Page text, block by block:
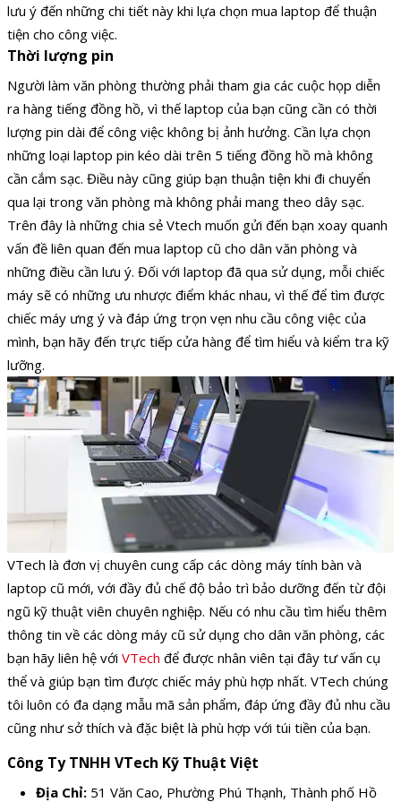
lưu ý đến những chi tiết này khi lựa chọn mua laptop để thuận
tiện cho công việc.
Thời lượng pin
Người làm văn phòng thường phải tham gia các cuộc họp diễn
ra hàng tiếng đồng hồ, vì thế laptop của bạn cũng cần có thời
lượng pin dài để công việc không bị ảnh hưởng. Cần lựa chọn
những loại laptop pin kéo dài trên 5 tiếng đồng hồ mà không
cần cắm sạc. Điều này cũng giúp bạn thuận tiện khi đi chuyển
qua lại trong văn phòng mà không phải mang theo dây sạc.
Trên đây là những chia sẻ Vtech muốn gửi đến bạn xoay quanh
vấn đề liên quan đến mua laptop cũ cho dân văn phòng và
những điều cần lưu ý. Đối với laptop đã qua sử dụng, mỗi chiếc
máy sẽ có những ưu nhược điểm khác nhau, vì thế để tìm được
chiếc máy ưng ý và đáp ứng trọn vẹn nhu cầu công việc của
mình, bạn hãy đến trực tiếp cửa hàng để tìm hiểu và kiểm tra kỹ
lưỡng.
VTech là đơn vị chuyên cung cấp các dòng máy tính bàn và
laptop cũ mới, với đầy đủ chế độ bảo trì bảo dưỡng đến từ đội
ngũ kỹ thuật viên chuyên nghiệp. Nếu có nhu cầu tìm hiểu thêm
thông tin về các dòng máy cũ sử dụng cho dân văn phòng, các
bạn hãy liên hệ với VTech để được nhân viên tại đây tư vấn cụ
thể và giúp bạn tìm được chiếc máy phù hợp nhất. VTech chúng
tôi luôn có đa dạng mẫu mã sản phẩm, đáp ứng đầy đủ nhu cầu
cũng như sở thích và đặc biệt là phù hợp với túi tiền của bạn.
Công Ty TNHH VTech Kỹ Thuật Việt
Địa Chỉ: 51 Văn Cao, Phường Phú Thạnh, Thành phố Hồ